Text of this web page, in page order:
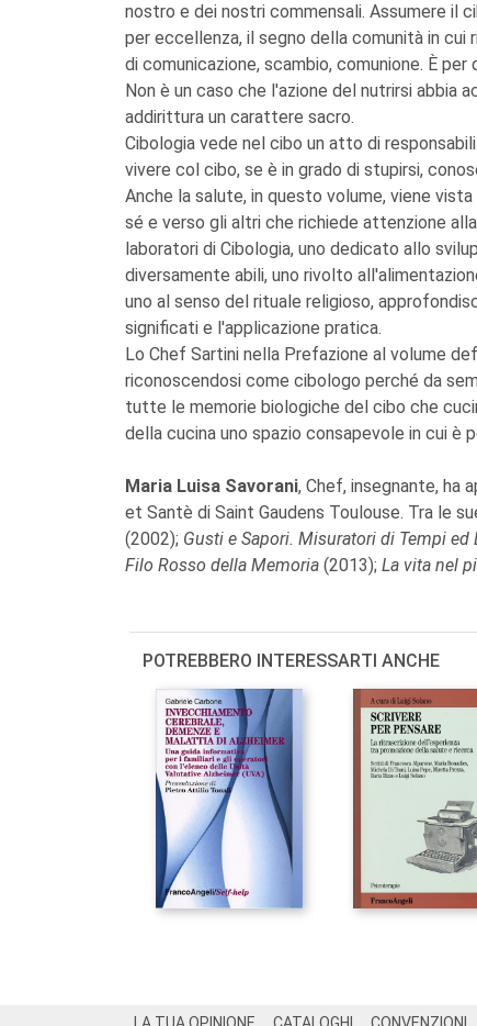
nostro e dei nostri commensali. Assumere il
per eccellenza, il segno della comunità in
di comunicazione, scambio, comunione. È
Non è un caso che l'azione del nutrirsi abbia
addirittura un carattere sacro.
Cibologia vede nel cibo un atto di
vivere col cibo, se è in grado di stupirsi,
Anche la salute, in questo volume, viene
sé e verso gli altri che richiede attenzione
laboratori di Cibologia, uno dedicato allo
diversamente abili, uno rivolto
uno al senso del rituale religioso,
significati e l'applicazione pratica.
Lo Chef Sartini nella Prefazione al volume
riconoscendosi come cibologo perché da
tutte le memorie biologiche del cibo che
della cucina uno spazio consapevole in cui è
Maria Luisa Savorani, Chef, insegnante, ha
et Santè di Saint Gaudens Toulouse. Tra le
(2002); Gusti e Sapori. Misuratori di Tempi ed
Filo Rosso della Memoria (2013); La vita nel
POTREBBERO INTERESSARTI ANCHE